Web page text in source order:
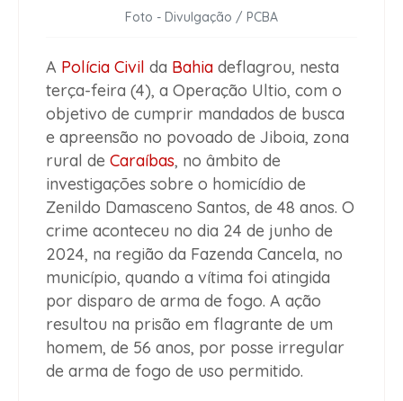
Foto - Divulgação / PCBA
A Polícia Civil da Bahia deflagrou, nesta
terça-feira (4), a Operação Ultio, com o
objetivo de cumprir mandados de busca
e apreensão no povoado de Jiboia, zona
rural de Caraíbas, no âmbito de
investigações sobre o homicídio de
Zenildo Damasceno Santos, de 48 anos. O
crime aconteceu no dia 24 de junho de
2024, na região da Fazenda Cancela, no
município, quando a vítima foi atingida
por disparo de arma de fogo. A ação
resultou na prisão em flagrante de um
homem, de 56 anos, por posse irregular
de arma de fogo de uso permitido.